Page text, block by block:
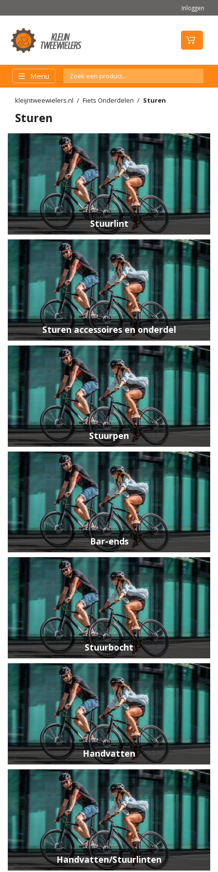
Inloggen
Menu
kleijntweewielers.nl Fiets Onderdelen Sturen
Sturen
Stuurlint
Sturen accessoires en onderdel
Stuurpen
Bar-ends
Stuurbocht
Handvatten
Handvatten/Stuurlinten